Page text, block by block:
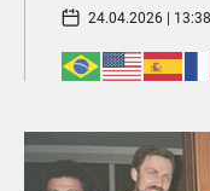
24.04.2026 |